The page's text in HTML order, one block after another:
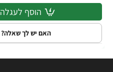
הוסף לעגלה
האם יש לך שאלה?